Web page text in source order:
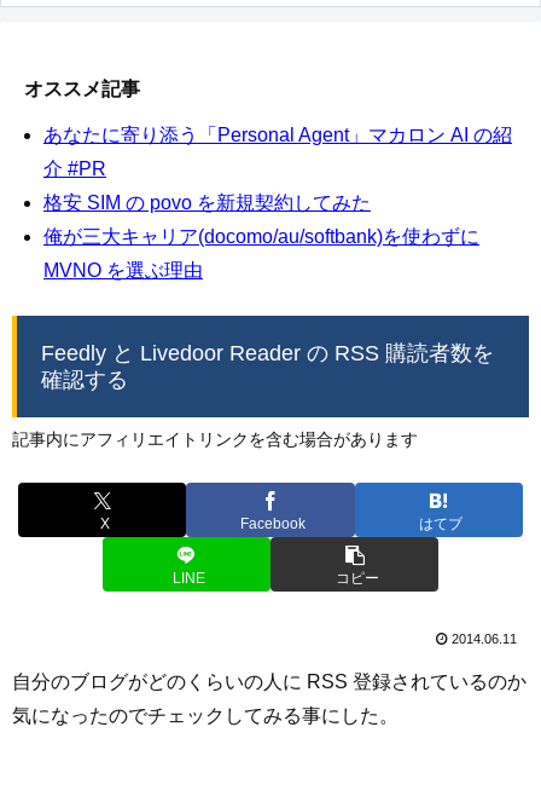
オススメ記事
あなたに寄り添う「Personal Agent」マカロン AI の紹
介 #PR
格安 SIM の povo を新規契約してみた
俺が三大キャリア(docomo/au/softbank)を使わずに
MVNO を選ぶ理由
Feedly と Livedoor Reader の RSS 購読者数を
確認する
記事内にアフィリエイトリンクを含む場合があります
X Facebook はてブ
LINE コピー
2014.06.11
自分のブログがどのくらいの人に RSS 登録されているのか
気になったのでチェックしてみる事にした。